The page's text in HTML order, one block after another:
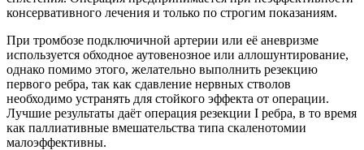
консервативного лечения и только по строгим показаниям.
При тромбозе подключичной артерии или её аневризме
используется обходное аутовенозное или аллошунтирование,
однако помимо этого, желательно выполнить резекцию
первого ребра, так как сдавление нервных стволов
необходимо устранять для стойкого эффекта от операции.
Лучшие результаты даёт операция резекции I ребра, в то время
как паллиативные вмешательства типа скаленотомии
малоэффективны.